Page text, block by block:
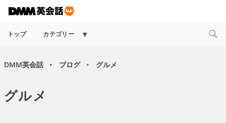
トップ カテゴリー
DMM英会話 ► ブログ ► グルメ
グルメ